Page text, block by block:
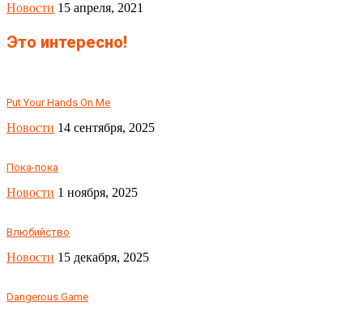
Новости 15 апреля, 2021
Это интересно!
Put Your Hands On Me
Новости 14 сентября, 2025
Пока-пока
Новости 1 ноября, 2025
Влюбийство
Новости 15 декабря, 2025
Dangerous Game